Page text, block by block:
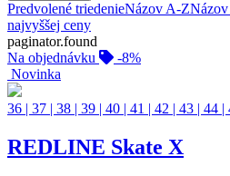
Predvolené triedenieNázov A-Z
najvyššej ceny
paginator.found
Na objednávku
-8%
Novinka
36 | 37 | 38 | 39 | 40 | 41 | 42 | 43 | 44 |
REDLINE Skate X